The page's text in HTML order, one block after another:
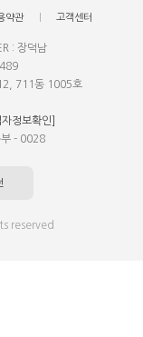
약관 고객센터
: 장덕남
711동 1005호
자정보확인]
부 - 0028
reserved